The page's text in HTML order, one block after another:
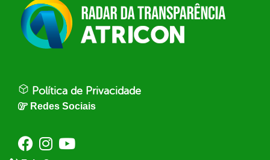
Política de Privacidade
Redes Sociais